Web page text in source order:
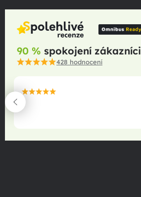
90 % spokojení zákazníci
428 hodnocení
maximální spokojenost
22.06.2025